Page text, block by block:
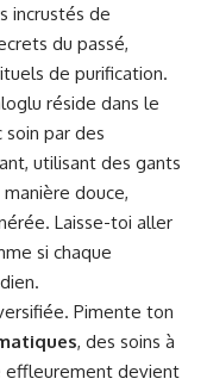
incrustés de
du passé,
de purification.
réside dans le
par des
utilisant des gants
douce,
Laisse-toi aller
si chaque
Pimente ton
, des soins à
effleurement devient